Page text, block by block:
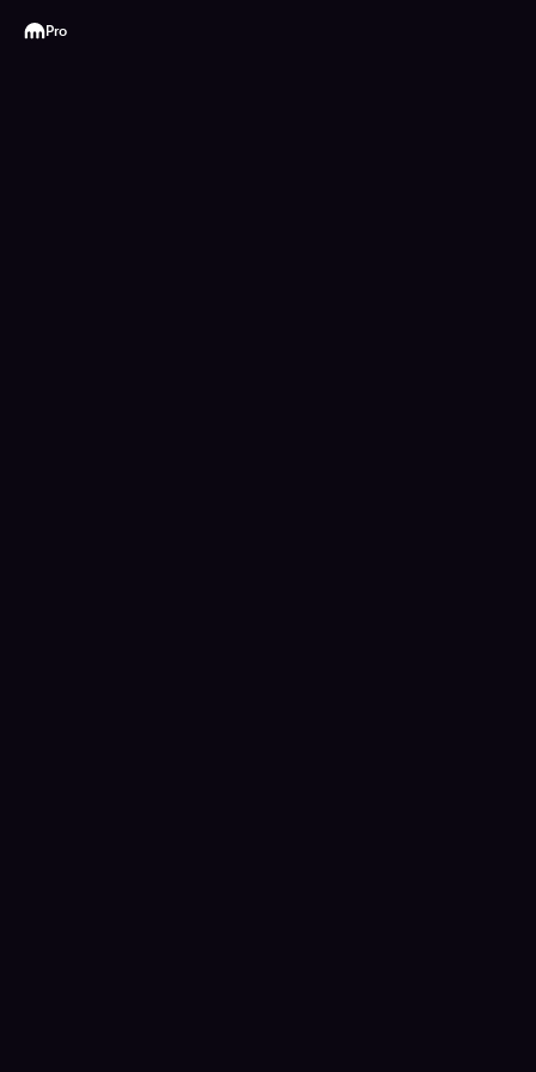
Kraken
Pro